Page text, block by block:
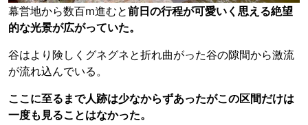
幕営地から数百m進むと前日の行程が可愛いく思える絶望
的な光景が広がっていた。
谷はより険しくグネグネと折れ曲がった谷の隙間から激流
が流れ込んでいる。
ここに至るまで人跡は少なからずあったがこの区間だけは
一度も見ることはなかった。